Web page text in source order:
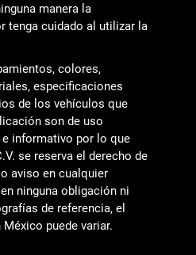
manera la
tenga cuidado al utilizar la
colores,
especificaciones
de los vehículos que
son de uso
informativo por lo que
se reserva el derecho de
aviso en cualquier
ninguna obligación ni
de referencia, el
puede variar.